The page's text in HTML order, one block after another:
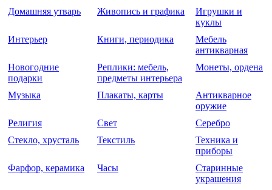
Домашняя утварь
Живопись и графика
Игрушки и
куклы
Интерьер
Книги, периодика
Мебель
антикварная
Новогодние
подарки
Реплики: мебель,
предметы интерьера
Монеты, ордена
Музыка Плакаты, карты
Антикварное
оружие
Религия
Свет
Серебро
Стекло, хрусталь
Текстиль
Техника и
приборы
Фарфор, керамика
Часы
Старинные
украшения